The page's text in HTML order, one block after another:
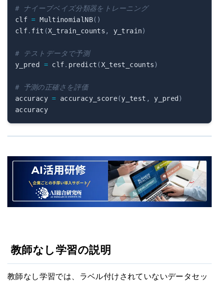
# ナイーブベイズ分類器をトレーニング
clf = MultinomialNB( )
clf. fit (X_train_counts , y_train)
# テストデータで予測
y_pred = clf. predict (X_test_counts)
# 予測の正確さを評価
accuracy = accuracy_score(y_test , y_pred )
accuracy
教師なし学習の説明
教師なし学習では、ラベル付けされていないデータセッ